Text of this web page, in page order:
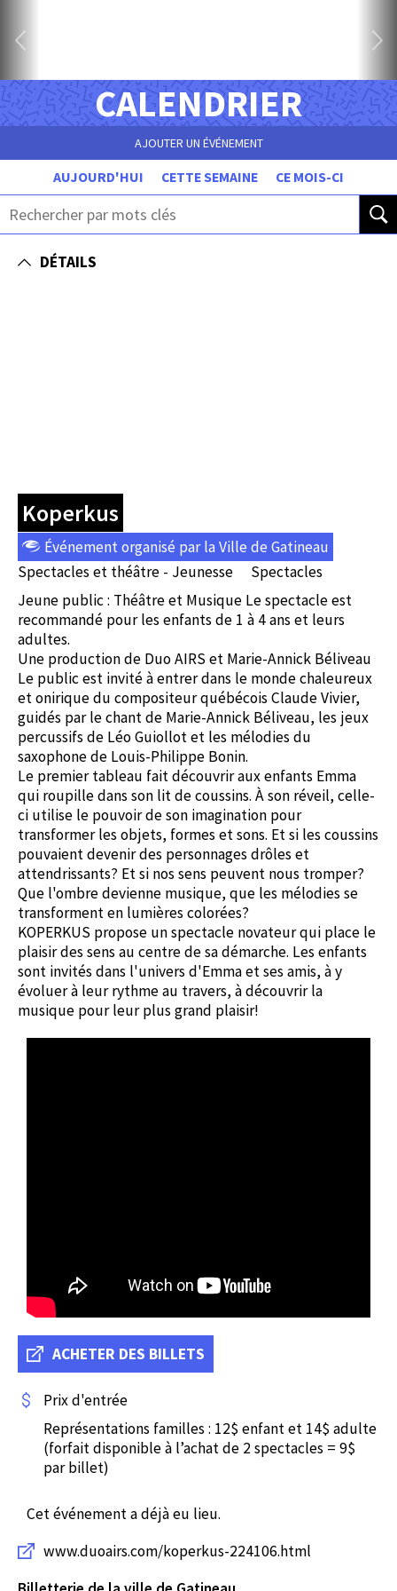
CALENDRIER
AJOUTER UN ÉVÉNEMENT
AUJOURD'HUI CETTE SEMAINE CE MOIS-CI
DÉTAILS
Koperkus
Événement organisé par la Ville de Gatineau
Spectacles et théâtre - Jeunesse
Spectacles
Jeune public : Théâtre et Musique Le spectacle est
recommandé pour les enfants de 1 à 4 ans et leurs
adultes.
Une production de Duo AIRS et Marie-Annick Béliveau
Le public est invité à entrer dans le monde chaleureux
et onirique du compositeur québécois Claude Vivier,
guidés par le chant de Marie-Annick Béliveau, les jeux
percussifs de Léo Guiollot et les mélodies du
saxophone de Louis-Philippe Bonin.
Le premier tableau fait découvrir aux enfants Emma
qui roupille dans son lit de coussins. À son réveil, celle-
ci utilise le pouvoir de son imagination pour
transformer les objets, formes et sons. Et si les coussins
pouvaient devenir des personnages drôles et
attendrissants? Et si nos sens peuvent nous tromper?
Que l'ombre devienne musique, que les mélodies se
transforment en lumières colorées?
KOPERKUS propose un spectacle novateur qui place le
plaisir des sens au centre de sa démarche. Les enfants
sont invités dans l'univers d'Emma et ses amis, à y
évoluer à leur rythme au travers, à découvrir la
musique pour leur plus grand plaisir!
ACHETER DES BILLETS
Prix d'entrée
Représentations familles : 12$ enfant et 14$ adulte
(forfait disponible à l’achat de 2 spectacles = 9$
par billet)
Cet événement a déjà eu lieu.
www.duoairs.com/koperkus-224106.html